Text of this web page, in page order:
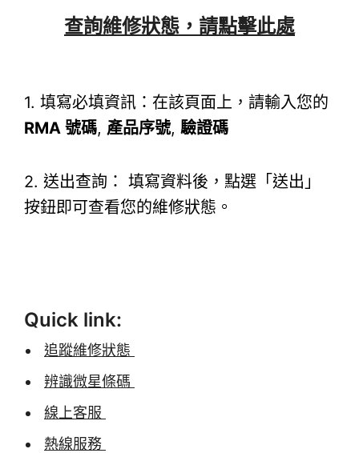
查詢維修狀態，請點擊此處
1. 填寫必填資訊：在該頁面上，請輸入您的
RMA 號碼, 產品序號, 驗證碼
2. 送出查詢： 填寫資料後，點選「送出」
按鈕即可查看您的維修狀態。
Quick link:
追蹤維修狀態
辨識微星條碼
線上客服
熱線服務